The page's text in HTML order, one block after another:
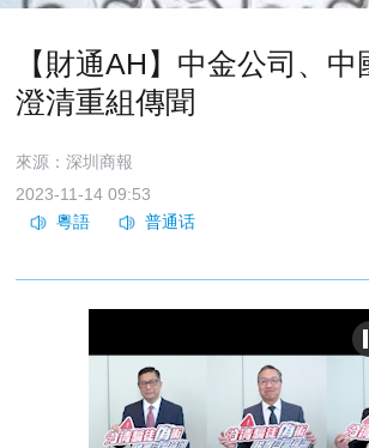
【財通AH】中金公司、
澄清重組傳聞
來源：深圳商報
2023-11-14 09:53